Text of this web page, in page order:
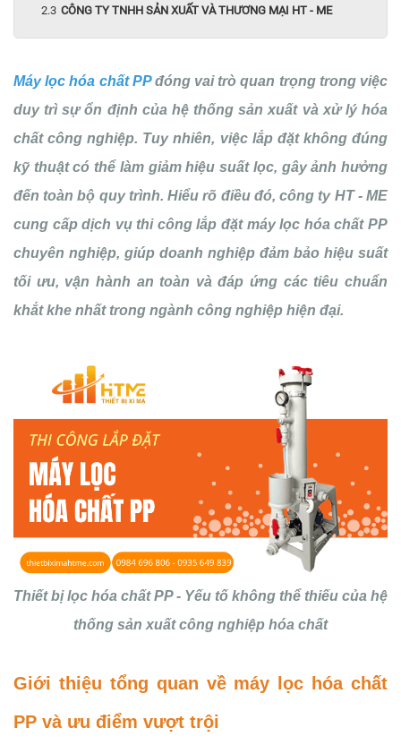
CÔNG TY TNHH SẢN XUẤT VÀ THƯƠNG MẠI HT - ME
Máy lọc hóa chất PPđóng vai trò quan trọng trong việc
duy trì sự ổn định của hệ thống sản xuất và xử lý hóa
chất công nghiệp. Tuy nhiên, việc lắp đặt không đúng
kỹ thuật có thể làm giảm hiệu suất lọc, gây ảnh hưởng
đến toàn bộ quy trình. Hiểu rõ điều đó, công ty HT - ME
cung cấp dịch vụ thi công lắp đặt máy lọc hóa chất PP
chuyên nghiệp, giúp doanh nghiệp đảm bảo hiệu suất
tối ưu, vận hành an toàn và đáp ứng các tiêu chuẩn
khắt khe nhất trong ngành công nghiệp hiện đại.
Thiết bị lọc hóa chất PP - Yếu tố không thể thiếu của hệ
thống sản xuất công nghiệp hóa chất
Giới thiệu tổng quan về máy lọc hóa chất
PP và ưu điểm vượt trội